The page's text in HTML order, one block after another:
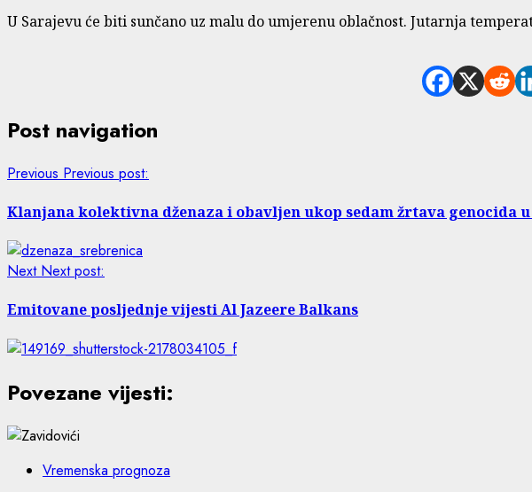
U Sarajevu će biti sunčano uz malu do umjerenu oblačnost. Jutarnja
Post navigation
Previous Previous post:
Klanjana kolektivna dženaza i obavljen ukop sedam žrtava genocida
Next Next post:
Emitovane posljednje vijesti Al Jazeere Balkans
Povezane vijesti:
Vremenska prognoza